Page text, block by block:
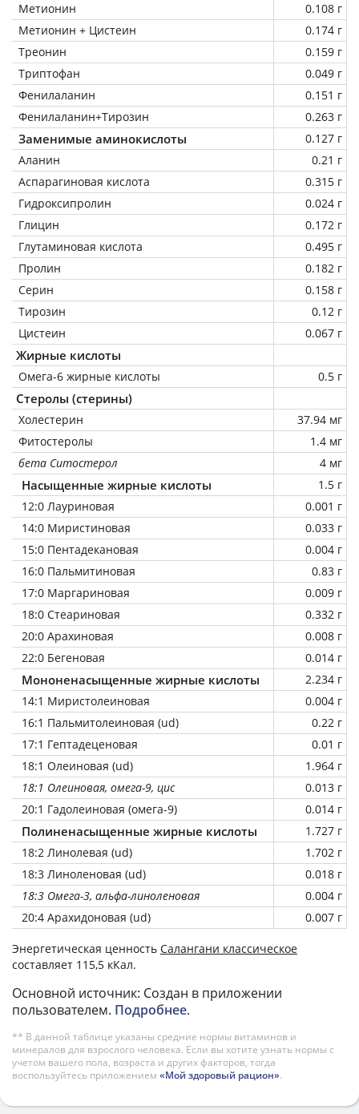
Метионин
0.108 г
Метионин + Цистеин
0.174 г
Треонин
0.159 г
Триптофан
0.049 г
Фенилаланин
0.151 г
Фенилаланин+Тирозин
0.263 г
Заменимые аминокислоты
0.127 г
Аланин
0.21 г
Аспарагиновая кислота
0.315 г
Гидроксипролин
0.024 г
Глицин
0.172 г
Глутаминовая кислота
0.495 г
Пролин
0.182 г
Серин
0.158 г
Тирозин
0.12 г
Цистеин
0.067 г
Жирные кислоты
Омега-6 жирные кислоты 0.5 г
Стеролы (стерины)
Холестерин
37.94 мг
Фитостеролы
1.4 мг
бета Ситостерол
4 мг
Насыщенные жирные кислоты
1.5 г
12:0 Лауриновая
0.001 г
14:0 Миристиновая
0.033 г
15:0 Пентадекановая
0.004 г
16:0 Пальмитиновая
0.83 г
17:0 Маргариновая
0.009 г
18:0 Стеариновая
0.332 г
20:0 Арахиновая
0.008 г
22:0 Бегеновая
0.014 г
Мононенасыщенные жирные кислоты
2.234 г
14:1 Миристолеиновая
0.004 г
16:1 Пальмитолеиновая (ud)
0.22 г
17:1 Гептадеценовая
0.01 г
18:1 Олеиновая (ud)
1.964 г
18:1 Олеиновая, омега-9, цис
0.013 г
20:1 Гадолеиновая (омега-9)
0.014 г
Полиненасыщенные жирные кислоты
1.727 г
18:2 Линолевая (ud)
1.702 г
18:3 Линоленовая (ud)
0.018 г
18:3 Омега-3, альфа-линоленовая
0.004 г
20:4 Арахидоновая (ud)
0.007 г
Энергетическая ценность Салангани классическое
составляет 115,5 кКал.
Основной источник: Создан в приложении
пользователем. Подробнее.
** В данной таблице указаны средние нормы витаминов и
минералов для взрослого человека. Если вы хотите узнать нормы с
учетом вашего пола, возраста и других факторов, тогда
воспользуйтесь приложением «Мой здоровый рацион».